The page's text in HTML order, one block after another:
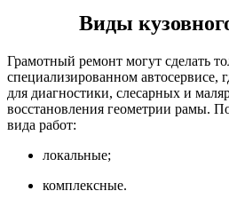
Виды
Грамотный ремонт могут сделать
специализированном автосервисе,
для диагностики, слесарных и
восстановления геометрии рамы.
вида работ:
локальные;
комплексные.